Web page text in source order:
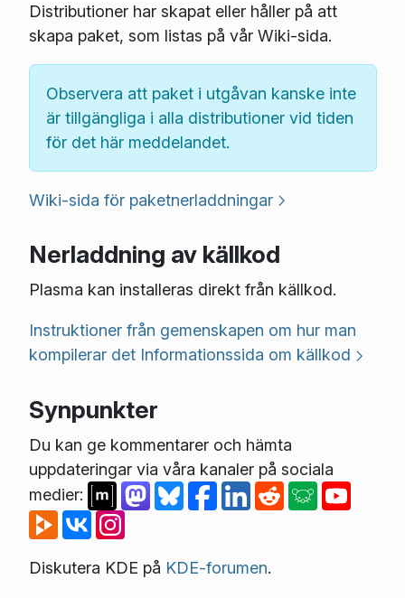
Distributioner har skapat eller håller på att
skapa paket, som listas på vår Wiki-sida.
Observera att paket i utgåvan kanske inte
är tillgängliga i alla distributioner vid tiden
för det här meddelandet.
Wiki-sida för paketnerladdningar
Nerladdning av källkod
Plasma kan installeras direkt från källkod.
Instruktioner från gemenskapen om hur man
kompilerar det Informationssida om källkod
Synpunkter
Du kan ge kommentarer och hämta
uppdateringar via våra kanaler på sociala
medier:
Diskutera KDE på KDE-forumen.